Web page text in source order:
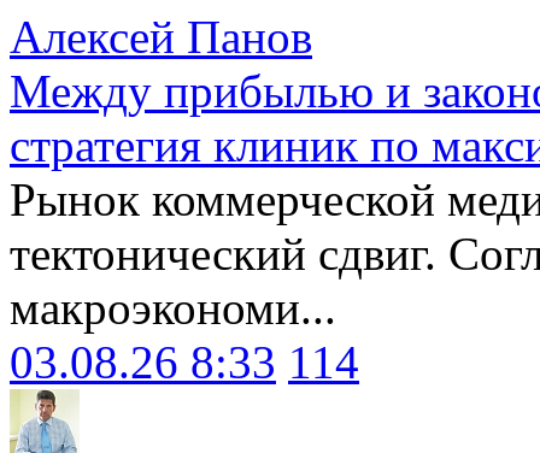
Алексей Панов
Между прибылью и
стратегия клиник по
Рынок коммерческой
тектонический сдвиг.
макроэкономи...
03.08.26 8:33 114